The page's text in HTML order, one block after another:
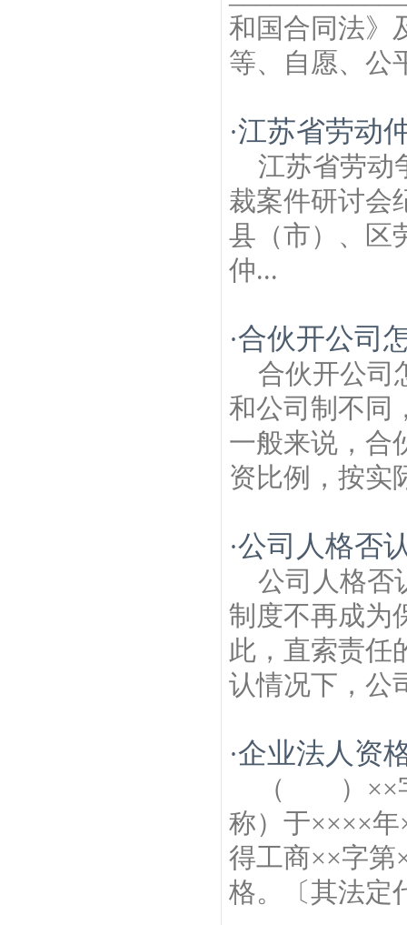
和国合同法》
等、自愿、公
·江苏省劳动
江苏省劳动
裁案件研讨会
县（市）、区
仲...
·合伙开公司
合伙开公司
和公司制不同
一般来说，合
资比例，按实
·公司人格否
公司人格否
制度不再成为
此，直索责任
认情况下，公
·企业法人资
（ ）××
称）于××××
得工商××字第
格。〔其法定